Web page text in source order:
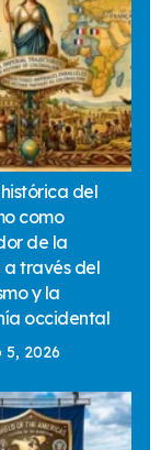
del
como
de la
través del
y la
occidental
5, 2026